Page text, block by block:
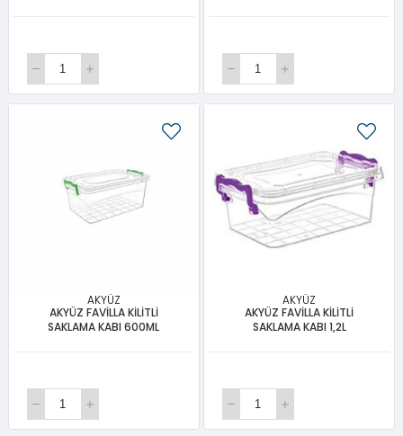
AKYÜZ
AKYÜZ FAVİLLA KİLİTLİ
SAKLAMA KABI 600ML
AKYÜZ
AKYÜZ FAVİLLA KİLİTLİ
SAKLAMA KABI 1,2L